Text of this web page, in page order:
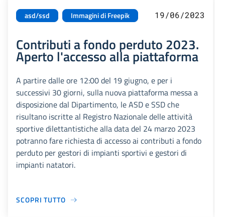
asd/ssd Immagini di Freepik 19/06/2023
Contributi a fondo perduto 2023.
Aperto l'accesso alla piattaforma
A partire dalle ore 12:00 del 19 giugno, e per i
successivi 30 giorni, sulla nuova piattaforma messa a
disposizione dal Dipartimento, le ASD e SSD che
risultano iscritte al Registro Nazionale delle attività
sportive dilettantistiche alla data del 24 marzo 2023
potranno fare richiesta di accesso ai contributi a fondo
perduto per gestori di impianti sportivi e gestori di
impianti natatori.
SCOPRI TUTTO